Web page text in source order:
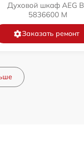
Духовой шкаф AEG
5836600 M
Заказать ремонт